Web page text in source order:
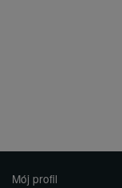
Mój profil